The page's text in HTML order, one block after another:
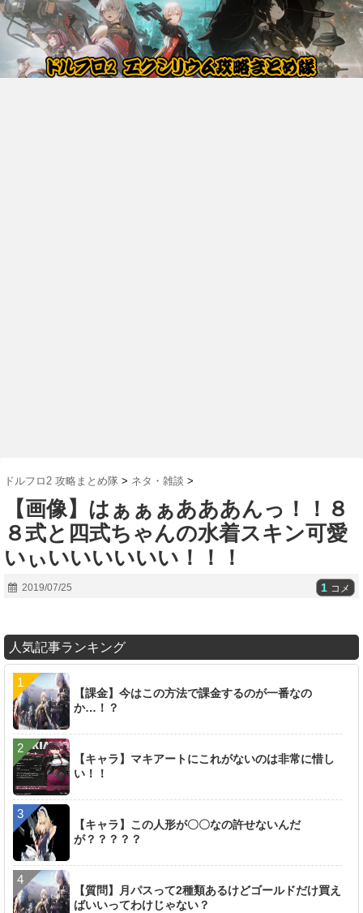
ドルフロ2 攻略まとめ隊 > ネタ・雑談 >
【画像】はぁぁぁあああんっ！！８
８式と四式ちゃんの水着スキン可愛
いぃいいいいいい！！！
2019/07/25 1 コメ
人気記事ランキング
【課金】今はこの方法で課金するのが一番なの
か…！？
【キャラ】マキアートにこれがないのは非常に惜し
い！！
【キャラ】この人形が〇〇なの許せないんだ
が？？？？？
【質問】月パスって2種類あるけどゴールドだけ買え
ばいいってわけじゃない？